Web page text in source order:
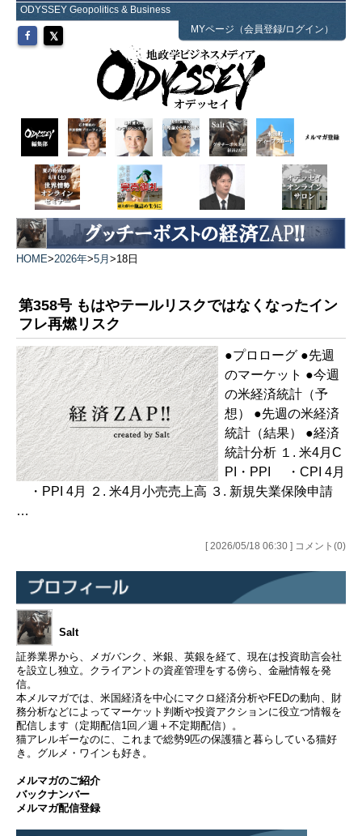
ODYSSEY Geopolitics & Business
MYページ（会員登録/ログイン）
HOME>2026年>5月 >18日
第358号 もはやテールリスクではなくなったイン
フレ再燃リスク
●プロローグ ●先週
のマーケット ●今週
の米経済統計（予
想） ●先週の米経済
統計（結果） ●経済
統計分析 １. 米4月C
PI・PPI ・CPI 4月
・PPI 4月 ２. 米4月小売売上高 ３. 新規失業保険申請
…
[ 2026/05/18 06:30 ] コメント(0)
Salt
証券業界から、メガバンク、米銀、英銀を経て、現在は投資助言会社
を設立し独立。クライアントの資産管理をする傍ら、金融情報を発
信。
本メルマガでは、米国経済を中心にマクロ経済分析やFEDの動向、財
務分析などによってマーケット判断や投資アクションに役立つ情報を
配信します（定期配信1回／週＋不定期配信）。
猫アレルギーなのに、これまで総勢9匹の保護猫と暮らしている猫好
き。グルメ・ワインも好き。
メルマガのご紹介
バックナンバー
メルマガ配信登録